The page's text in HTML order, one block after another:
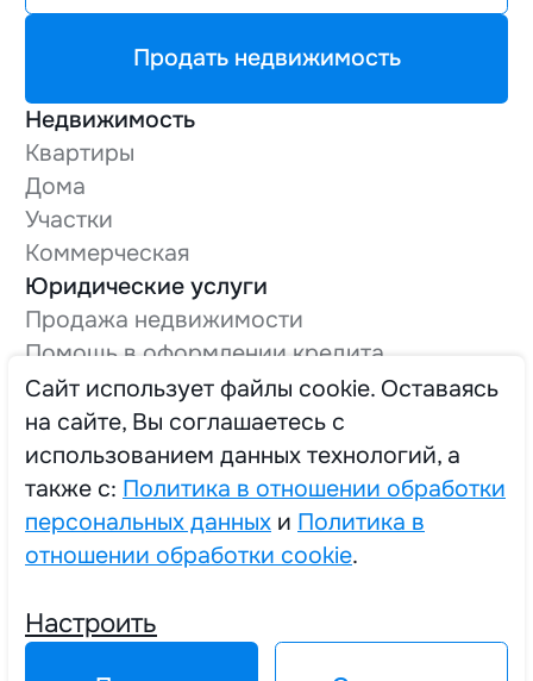
Недвижимость
Квартиры
Дома
Участки
Коммерческая
Юридические услуги
Продажа недвижимости
Помощь в оформлении кредита
Оформление технической документации
Вывод в нежилой фонд
О компании
Трудоустройство
Продать недвижимость
Политика в отношении обработки персональных данных
Cайт использует файлы cookie. Оставаясь
на сайте, Вы соглашаетесь с
использованием данных технологий, а
также с: Политика в отношении обработки
персональных данных и Политика в
отношении обработки cookie.
Настроить